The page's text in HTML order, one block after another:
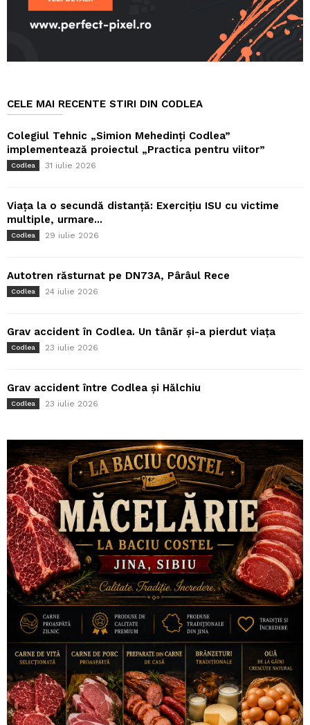
CELE MAI RECENTE STIRI DIN CODLEA
Colegiul Tehnic „Simion Mehedinți Codlea”
implementează proiectul „Practica pentru viitor”
Codlea 31 iulie 2026
Viața la o secundă distanță: Exercițiu ISU cu victime
multiple, urmare...
Codlea 29 iulie 2026
Autotren răsturnat pe DN73A, Pârâul Rece
Codlea 24 iulie 2026
Grav accident în Codlea. Un tânăr și-a pierdut viața
Codlea 23 iulie 2026
Grav accident între Codlea și Hălchiu
Codlea 23 iulie 2026